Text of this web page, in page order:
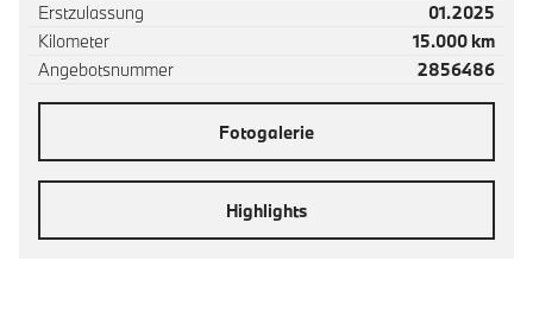
Erstzulassung
01.2025
Kilometer
15.000 km
Angebotsnummer
2856486
Fotogalerie
Highlights